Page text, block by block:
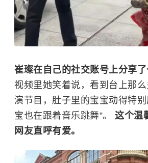
崔璨在自己的社交账号上分享了
视频里她笑着说，看到台上那
演节目，肚子里的宝宝动得特别
宝也在跟着音乐跳舞”。 这个温
网友直呼有爱。